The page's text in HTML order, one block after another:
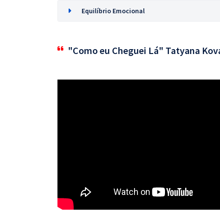
Equilíbrio Emocional
"Como eu Cheguei Lá" Tatyana